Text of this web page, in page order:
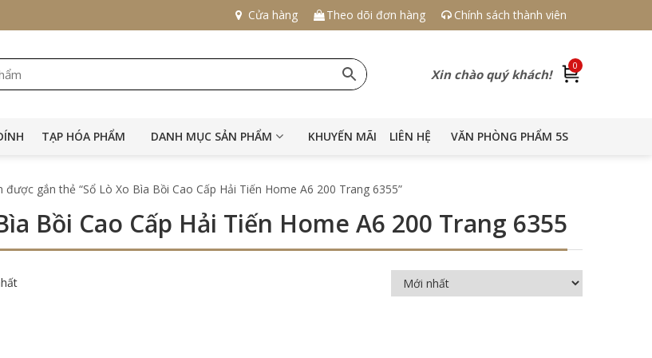
Cửa hàng Theo dõi đơn hàng Chính sách thành viên
Xin chào quý khách!
0
TẠP HÓA PHẨM DANH MỤC SẢN PHẨM KHUYẾN MÃI LIÊN HỆ VĂN PHÒNG PHẨM 5S
được gắn thẻ “Sổ Lò Xo Bìa Bồi Cao Cấp Hải Tiến Home A6 200 Trang 6355”
Bồi Cao Cấp Hải Tiến Home A6 200 Trang 6355